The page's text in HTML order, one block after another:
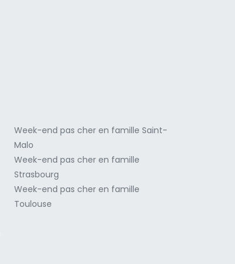
Week-end pas cher en famille Saint-
Malo
Week-end pas cher en famille
Strasbourg
Week-end pas cher en famille
Toulouse